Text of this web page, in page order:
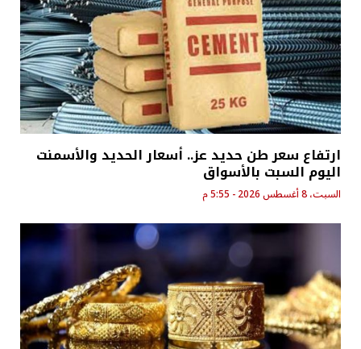
ارتفاع سعر طن حديد عز.. أسعار الحديد والأسمنت
اليوم السبت بالأسواق
السبت، 8 أغسطس 2026 - 5:55 م